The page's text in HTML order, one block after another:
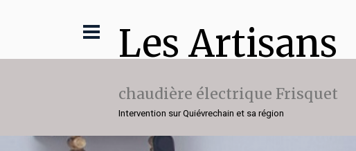
Les Artisans
chaudière électrique Frisquet
Intervention sur Quiévrechain et sa région